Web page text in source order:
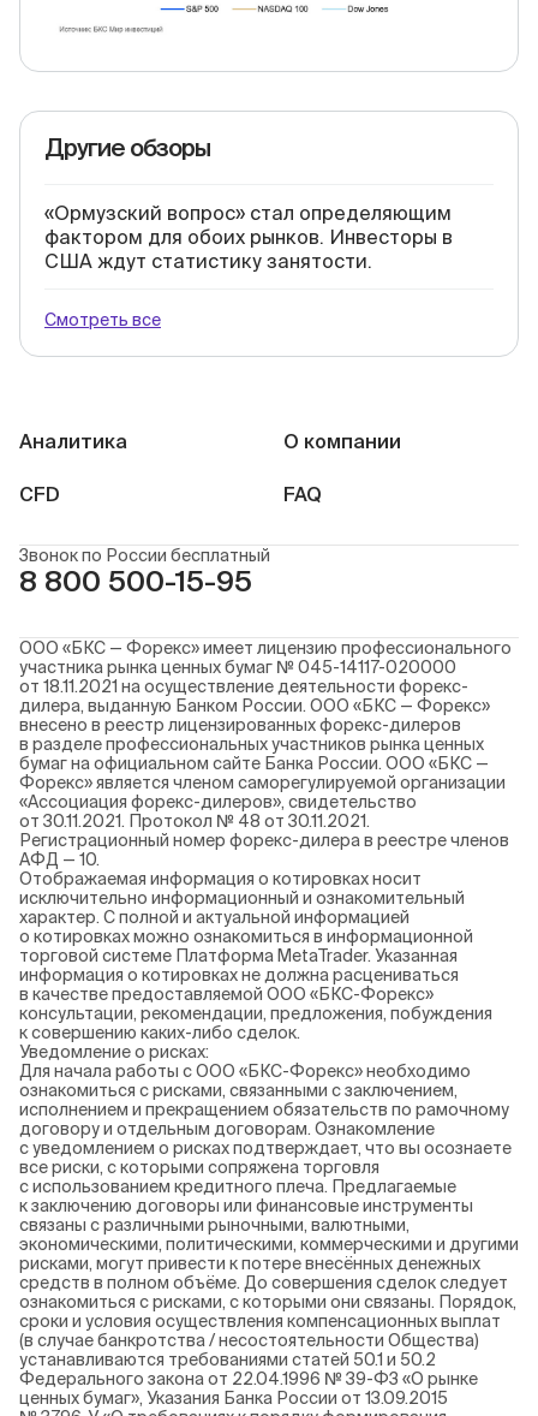
Другие обзоры
«Ормузский вопрос» стал определяющим
фактором для обоих рынков. Инвесторы в
США ждут статистику занятости.
Смотреть все
Аналитика О компании
CFD FAQ
Звонок по России бесплатный
8 800 500-15-95
ООО «БКС — Форекс» имеет лицензию профессионального
участника рынка ценных бумаг № 045-14117-020000
от 18.11.2021 на осуществление деятельности форекс-
дилера, выданную Банком России. ООО «БКС — Форекс»
внесено в реестр лицензированных форекс-дилеров
в разделе профессиональных участников рынка ценных
бумаг на официальном сайте Банка России. ООО «БКС —
Форекс» является членом саморегулируемой организации
«Ассоциация форекс-дилеров», свидетельство
от 30.11.2021. Протокол № 48 от 30.11.2021.
Регистрационный номер форекс-дилера в реестре членов
АФД — 10.
Отображаемая информация о котировках носит
исключительно информационный и ознакомительный
характер. С полной и актуальной информацией
о котировках можно ознакомиться в информационной
торговой системе Платформа MetaTrader. Указанная
информация о котировках не должна расцениваться
в качестве предоставляемой ООО «БКС-Форекс»
консультации, рекомендации, предложения, побуждения
к совершению каких-либо сделок.
Уведомление о рисках:
Для начала работы с ООО «БКС-Форекс» необходимо
ознакомиться с рисками, связанными с заключением,
исполнением и прекращением обязательств по рамочному
договору и отдельным договорам. Ознакомление
с уведомлением о рисках подтверждает, что вы осознаете
все риски, с которыми сопряжена торговля
с использованием кредитного плеча. Предлагаемые
к заключению договоры или финансовые инструменты
связаны с различными рыночными, валютными,
экономическими, политическими, коммерческими и другими
рисками, могут привести к потере внесённых денежных
средств в полном объёме. До совершения сделок следует
ознакомиться с рисками, с которыми они связаны. Порядок,
сроки и условия осуществления компенсационных выплат
(в случае банкротства / несостоятельности Общества)
устанавливаются требованиями статей 50.1 и 50.2
Федерального закона от 22.04.1996 № 39-ФЗ «О рынке
ценных бумаг», Указания Банка России от 13.09.2015